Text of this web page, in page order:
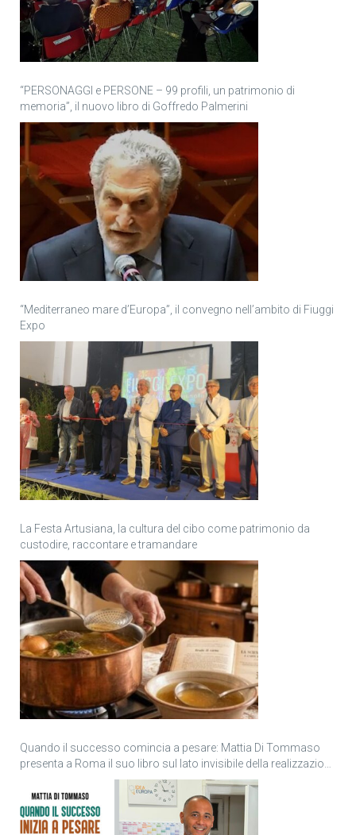
“PERSONAGGI e PERSONE – 99 profili, un patrimonio di
memoria”, il nuovo libro di Goffredo Palmerini
“Mediterraneo mare d’Europa”, il convegno nell’ambito di Fiuggi
Expo
La Festa Artusiana, la cultura del cibo come patrimonio da
custodire, raccontare e tramandare
Quando il successo comincia a pesare: Mattia Di Tommaso
presenta a Roma il suo libro sul lato invisibile della realizzazione